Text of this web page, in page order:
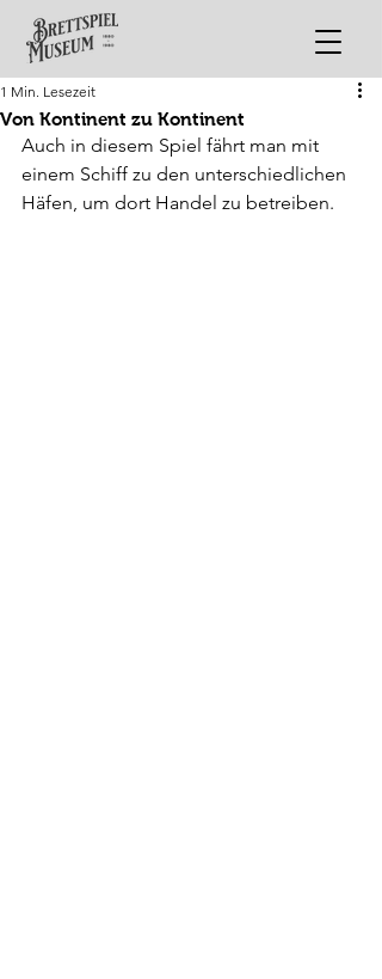
Von Kontinent zu Kontinent
1 Min. Lesezeit
Auch in diesem Spiel fährt man mit
einem Schiff zu den unterschiedlichen
Häfen, um dort Handel zu betreiben.